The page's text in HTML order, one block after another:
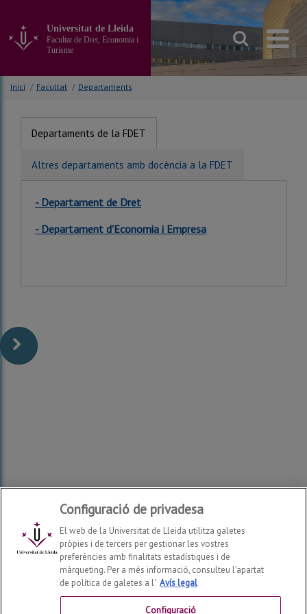
contingut
principal
la
pàgina
Universitat de Lleida
Facultat de Dret, Economia i
Turisme
Inici / Facultat / Departaments
Departaments de la FDET
Altres departaments amb docència a la FDET
- Departament de Dret
- Departament d'Economia i Empresa
Facultat de Dret, Economia i Turisme2026
Configuració de privadesa
El web de la Universitat de Lleida utilitza galetes
pròpies i de tercers per gestionar les vostres
preferències amb finalitats estadístiques i de
màrqueting. Per a més informació, consulteu l’apartat
de política de galetes a l' Avís legal
Configuració